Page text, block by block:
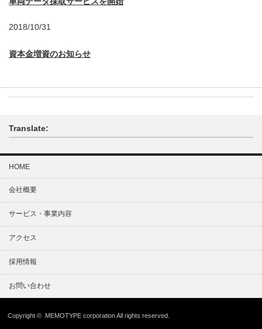
2018/10/31
資本金増資のお知らせ
Translate:
HOME
会社概要
サービス・事業内容
アクセス
採用情報
お問い合わせ
Copyright © MEMOTYPE corporation All rights reserved.